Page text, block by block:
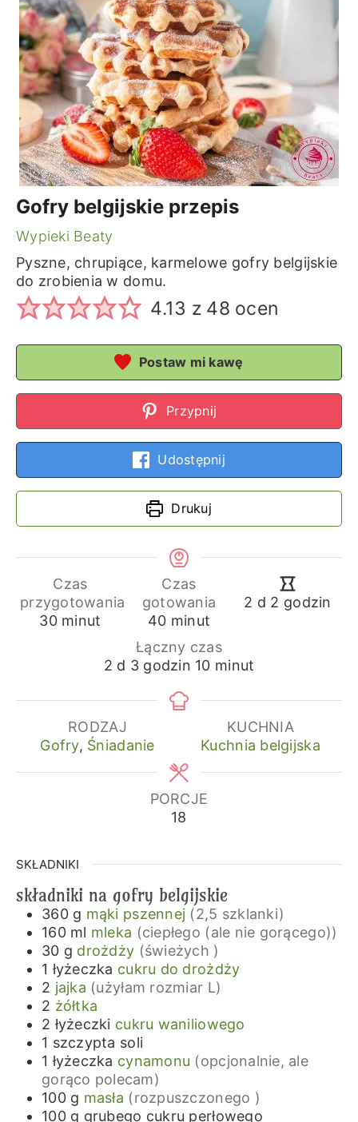
Gofry belgijskie przepis
Wypieki Beaty
Pyszne, chrupiące, karmelowe gofry belgijskie
do zrobienia w domu.
4.13 z 48 ocen
Postaw mi kawę
Przypnij
Udostępnij
Drukuj
Czas
przygotowania
30minuty
minut
Czas
gotowania
40minuty
minut
2 dni
d 2 godziny
godzin
Łączny czas
2dni
d 3godziny
godzin 10minuty
minut
RODZAJ
Gofry, Śniadanie
KUCHNIA
Kuchnia belgijska
PORCJE
18
SKŁADNIKI
składniki na gofry belgijskie
360 g mąki pszennej (2,5 szklanki)
160 ml mleka (ciepłego (ale nie gorącego))
30 g drożdży (świeżych )
1 łyżeczka cukru do drożdży
2 jajka (użyłam rozmiar L)
2 żółtka
2 łyżeczki cukru waniliowego
1 szczypta soli
1 łyżeczka cynamonu (opcjonalnie, ale
gorąco polecam)
100 g masła (rozpuszczonego )
100 g grubego cukru perłowego